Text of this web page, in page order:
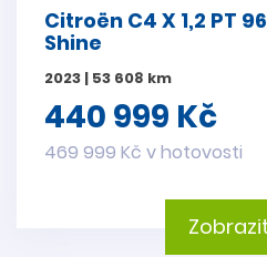
Citroën C4 X 1,2 PT
Shine
2023 | 53 608 km
440 999 Kč
469 999 Kč v hotovosti